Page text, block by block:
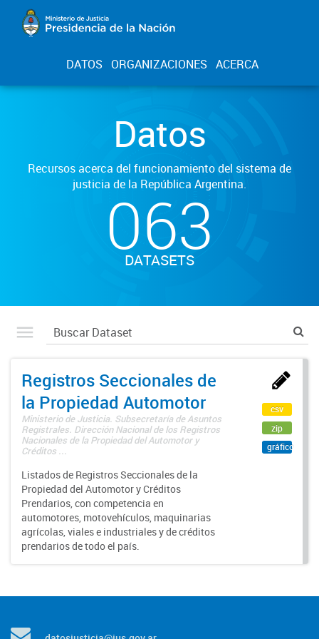
DATOS ORGANIZACIONES ACERCA
Datos
Recursos acerca del funcionamiento del sistema de
justicia de la República Argentina.
063
DATASETS
Registros Seccionales de
la Propiedad Automotor
Ministerio de Justicia. Subsecretaría de Asuntos
Registrales. Dirección Nacional de los Registros
Nacionales de la Propiedad del Automotor y
Créditos ...
Listados de Registros Seccionales de la
Propiedad del Automotor y Créditos
Prendarios, con competencia en
automotores, motovehículos, maquinarias
agrícolas, viales e industriales y de créditos
prendarios de todo el país.
csv
zip
gráfico